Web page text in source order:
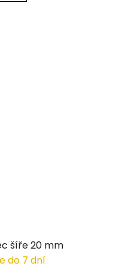
šíře 20 mm
do 7 dní